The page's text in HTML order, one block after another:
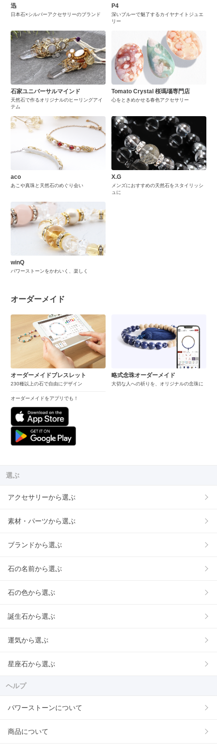
迅
日本石×シルバーアクセサリーのブランド
P4
深いブルーで魅了するカイヤナイトジュエ
リー
石家ユニバーサルマインド
天然石で作るオリジナルのヒーリングアイ
テム
Tomato Crystal 桜瑪瑙専門店
心をときめかせる春色アクセサリー
aco
あこや真珠と天然石のめぐり会い
X.G
メンズにおすすめの天然石をスタイリッシ
ュに
winQ
パワーストーンをかわいく、楽しく
オーダーメイド
オーダーメイドブレスレット
230種以上の石で自由にデザイン
オーダーメイドをアプリでも！
略式念珠オーダーメイド
大切な人への祈りを、オリジナルの念珠に
選ぶ
アクセサリーから選ぶ
素材・パーツから選ぶ
ブランドから選ぶ
石の名前から選ぶ
石の色から選ぶ
誕生石から選ぶ
運気から選ぶ
星座石から選ぶ
ヘルプ
パワーストーンについて
商品について